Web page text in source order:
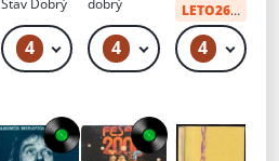
49 Kč – 59 Kč
4 49 Kč – 59 Kč
4 49 Kč – 69 Kč
písní
hřbet
LETO26od:
4 49 Kč